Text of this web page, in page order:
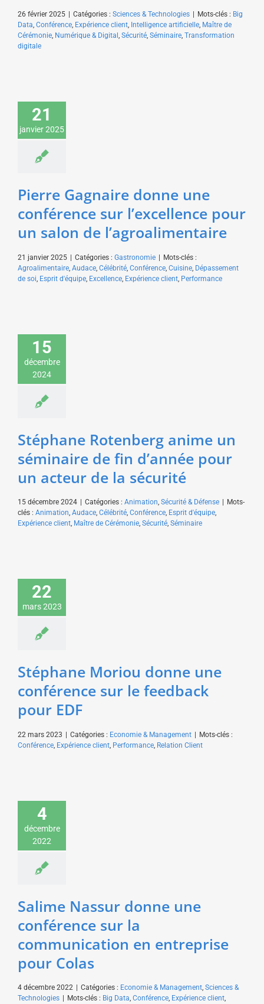
26 février 2025 Catégories : Sciences & Technologies Mots-clés : Big
Data, Conférence, Expérience client, Intelligence artificielle, Maître de
Cérémonie, Numérique & Digital , Sécurité, Séminaire, Transformation
digitale
21
janvier 2025
Pierre Gagnaire donne une
conférence sur l’excellence pour
un salon de l’agroalimentaire
21 janvier 2025 Catégories : Gastronomie
Mots-clés :
Agroalimentaire, Audace, Célébrité, Conférence, Cuisine, Dépassement
de soi, Esprit d'équipe, Excellence, Expérience client, Performance
15
décembre
2024
Stéphane Rotenberg anime un
séminaire de fin d’année pour
un acteur de la sécurité
15 décembre 2024 Catégories : Animation, Sécurité & Défense
Mots-
clés : Animation, Audace, Célébrité, Conférence, Esprit d'équipe,
Expérience client, Maître de Cérémonie, Sécurité, Séminaire
22
mars 2023
Stéphane Moriou donne une
conférence sur le feedback
pour EDF
22 mars 2023 | Catégories : Economie & Management | Mots-clés :
Conférence, Expérience client, Performance, Relation Client
4
décembre
2022
Salime Nassur donne une
conférence sur la
communication en entreprise
pour Colas
4 décembre 2022 Catégories : Economie & Management, Sciences &
Technologies
Mots-clés : Big Data, Conférence, Expérience client,